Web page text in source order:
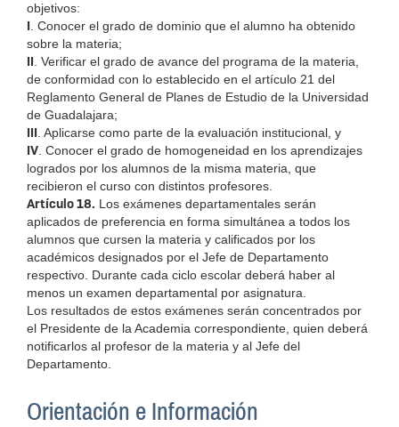
objetivos:
I . Conocer el grado de dominio que el alumno ha obtenido
sobre la materia;
II . Verificar el grado de avance del programa de la materia,
de conformidad con lo establecido en el artículo 21 del
Reglamento General de Planes de Estudio de la Universidad
de Guadalajara;
III . Aplicarse como parte de la evaluación institucional, y
IV . Conocer el grado de homogeneidad en los aprendizajes
logrados por los alumnos de la misma materia, que
recibieron el curso con distintos profesores.
Artículo 18. Los exámenes departamentales serán
aplicados de preferencia en forma simultánea a todos los
alumnos que cursen la materia y calificados por los
académicos designados por el Jefe de Departamento
respectivo. Durante cada ciclo escolar deberá haber al
menos un examen departamental por asignatura.
Los resultados de estos exámenes serán concentrados por
el Presidente de la Academia correspondiente, quien deberá
notificarlos al profesor de la materia y al Jefe del
Departamento.
Orientación e Información